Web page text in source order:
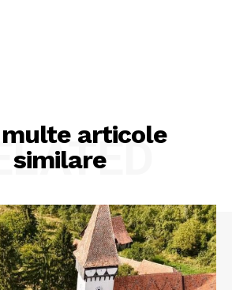
articole
similare